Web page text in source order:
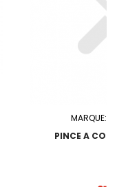
MARQUE:
PINCE A